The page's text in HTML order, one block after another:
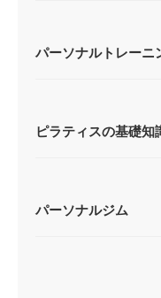
パーソナルトレーニ
ピラティスの基礎知
パーソナルジム